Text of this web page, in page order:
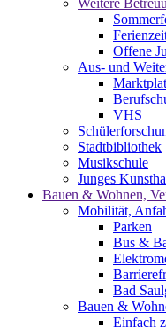
Weitere
Offene
Aus- und
VHS
Stadtbibliothek
Musikschule
Junges
Bauen & Wohnen,
Mobilität,
Parken
Bus &
Bad
Bauen &
Einfach